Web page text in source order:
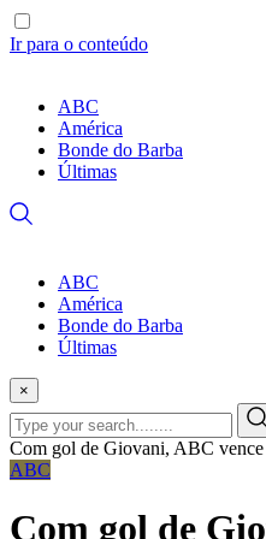
Ir para o conteúdo
ABC
América
Bonde do Barba
Últimas
ABC
América
Bonde do Barba
Últimas
×
Com gol de Giovani, ABC vence
ABC
Com gol de